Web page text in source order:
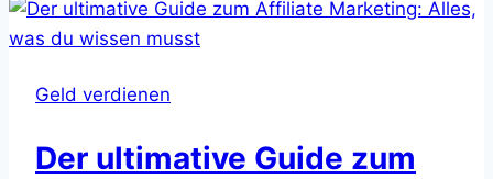
Marketing:
Grundlagen,
und
Geld verdienen
Der ultimative Guide zum